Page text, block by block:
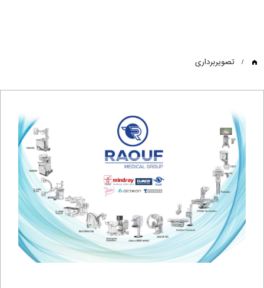
تصویربرداری